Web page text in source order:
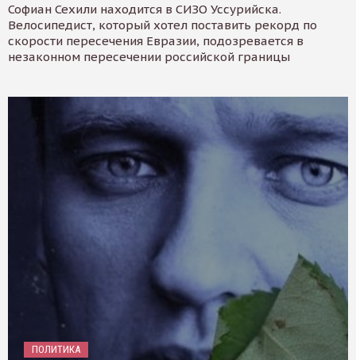
Софиан Сехили находится в СИЗО Уссурийска.
Велосипедист, который хотел поставить рекорд по
скорости пересечения Евразии, подозревается в
незаконном пересечении российской границы
ПОЛИТИКА